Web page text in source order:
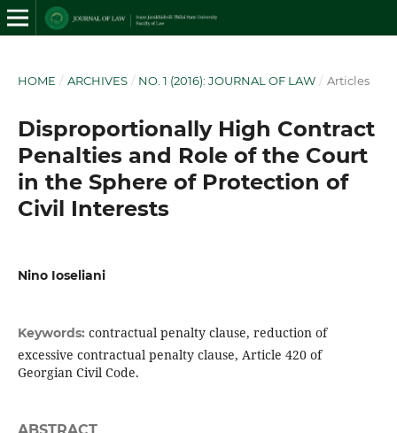
HOME / ARCHIVES / NO. 1 (2016): JOURNAL OF LAW / Articles
Disproportionally High Contract
Penalties and Role of the Court
in the Sphere of Protection of
Civil Interests
Nino Ioseliani
Keywords: contractual penalty clause, reduction of
excessive contractual penalty clause, Article 420 of
Georgian Civil Code.